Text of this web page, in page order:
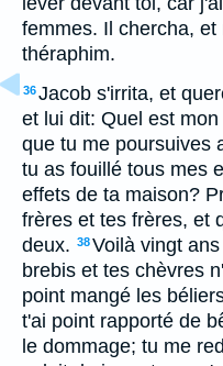
femmes. Il chercha,
théraphim.
36Jacob s'irrita, et
et lui dit: Quel est
que tu me poursuives
tu as fouillé tous mes
effets de ta maison?
frères et tes frères, et
deux. 38Voilà vingt
brebis et tes chèvres
point mangé les
t'ai point rapporté de
le dommage; tu me